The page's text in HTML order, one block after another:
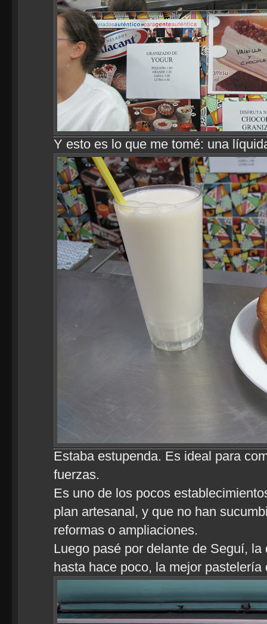
Y esto es lo que me tomé: una
Estaba estupenda. Es ideal para
fuerzas.
Es uno de los pocos
plan artesanal, y que no han
reformas o ampliaciones.
Luego pasé por delante de Seguí,
hasta hace poco, la mejor